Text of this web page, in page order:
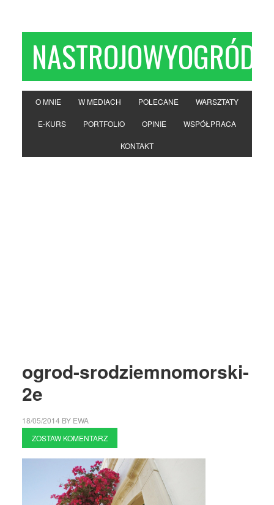
NASTROJOWYOGRÓD
O MNIE W MEDIACH POLECANE WARSZTATY
E-KURS PORTFOLIO OPINIE WSPÓŁPRACA
KONTAKT
ogrod-srodziemnomorski-
2e
18/05/2014 BY EWA
ZOSTAW KOMENTARZ